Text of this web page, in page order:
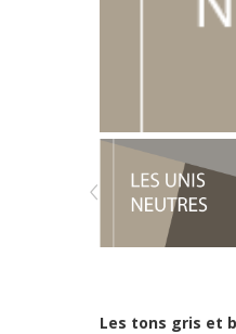
Les tons gris et